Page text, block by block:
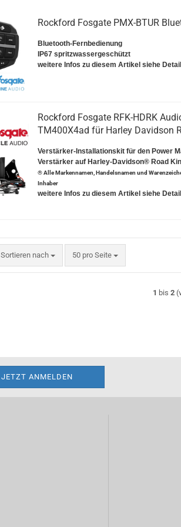
Rockford Fosgate PMX-BTUR
Bluetooth-Fernbedienung
IP67 spritzwassergeschützt
weitere Infos zu diesem Artikel siehe
Rockford Fosgate RFK-HDRK
TM400X4ad für Harley Davidson
Verstärker-Installationskit für den Power
Verstärker auf Harley-Davidson® Road
® Alle Markennamen, Handelsnamen und
Inhaber
weitere Infos zu diesem Artikel siehe
Sortieren nach
Sortieren nach 50 pro Seite
pro Seite
1 bis2